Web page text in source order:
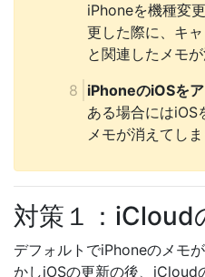
iPhoneを機種変
更した際に、キ
と関連したメモが
iPhoneのiOSを
ある場合にはiOS
メモが消えてし
対策１：iCloud
デフォルトでiPhoneのメモ
かしiOSの更新の後、iCloud